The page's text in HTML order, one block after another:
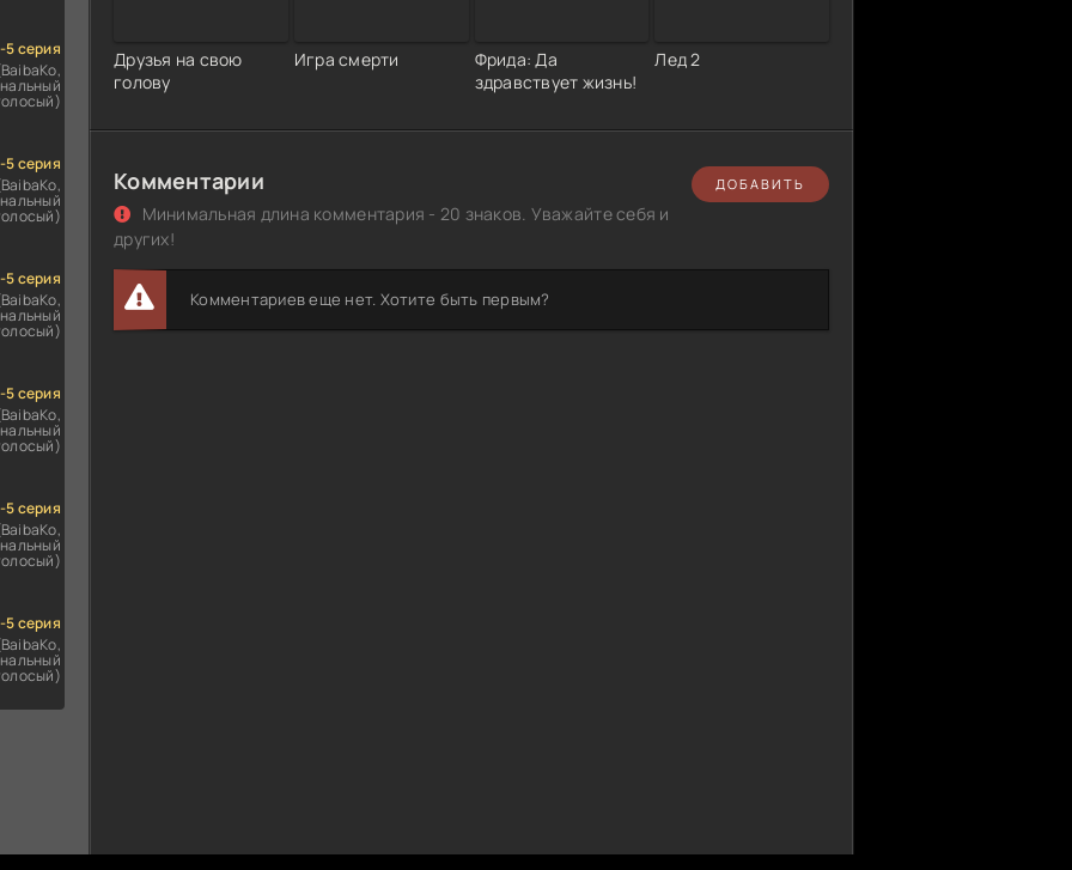
5 серия
5 серия
5 серия
5 серия
5 серия
5 серия
Друзья на свою
голову
Игра смерти
Фрида: Да
здравствует жизнь!
Лед 2
Комментарии
Минимальная длина комментария - 20 знаков. Уважайте себя и
других!
ДОБАВИТЬ
Комментариев еще нет. Хотите быть первым?